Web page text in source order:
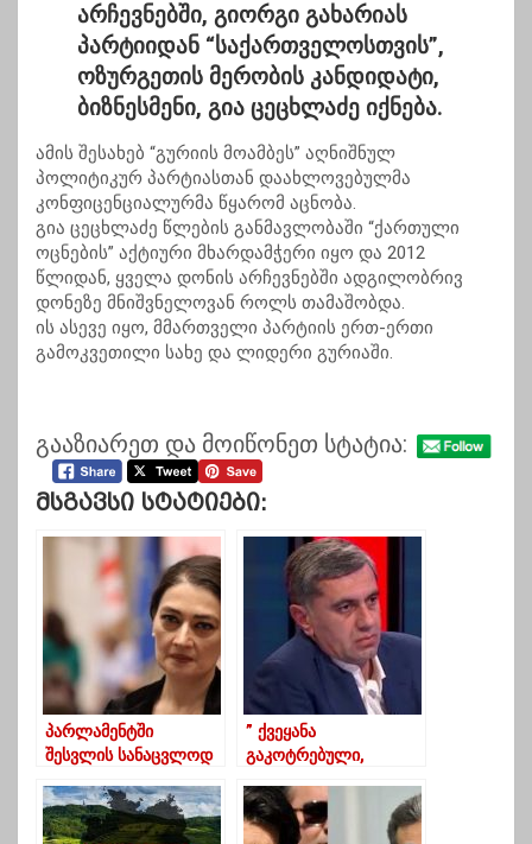
არჩევნებში, გიორგი გახარიას
პარტიიდან “საქართველოსთვის”,
ოზურგეთის მერობის კანდიდატი,
ბიზნესმენი, გია ცეცხლაძე იქნება.
ამის შესახებ “გურიის მოამბეს” აღნიშნულ
პოლიტიკურ პარტიასთან დაახლოვებულმა
კონფიცენციალურმა წყარომ აცნობა.
გია ცეცხლაძე წლების განმავლობაში “ქართული
ოცნების” აქტიური მხარდამჭერი იყო და 2012
წლიდან, ყველა დონის არჩევნებში ადგილობრივ
დონეზე მნიშვნელოვან როლს თამაშობდა.
ის ასევე იყო, მმართველი პარტიის ერთ-ერთი
გამოკვეთილი სახე და ლიდერი გურიაში.
გააზიარეთ და მოიწონეთ სტატია:
Მსგავსი Სტატიები:
პარლამენტში
შესვლის სანაცვლოდ
შემომთავაზა- თაკო
ჩარკვიანი
” ქვეყანა
გაკოტრებული,
გამქრალი, ხალხი
გაღატაკებული”..